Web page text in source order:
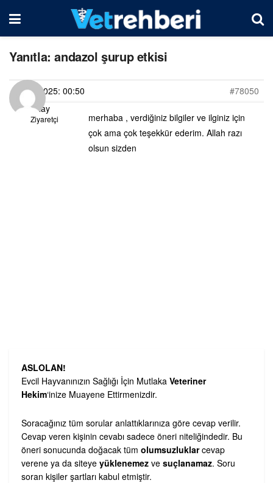
Yanıtla: andazol şurup etkisi
06/03/2025: 00:50
#78050
tülay
Ziyaretçi
merhaba , verdiğiniz bilgiler ve ilginiz için
çok ama çok teşekkür ederim. Allah razı
olsun sizden
ASLOLAN!
Evcil Hayvanınızın Sağlığı İçin Mutlaka Veteriner
Hekim‘inize Muayene Ettirmenizdir.
Soracağınız tüm sorular anlattıklarınıza göre cevap verilir.
Cevap veren kişinin cevabı sadece öneri niteliğindedir. Bu
öneri sonucunda doğacak tüm olumsuzluklarcevap
verene ya da siteye yüklenemez ve suçlanamaz. Soru
soran kişiler şartları kabul etmiştir.